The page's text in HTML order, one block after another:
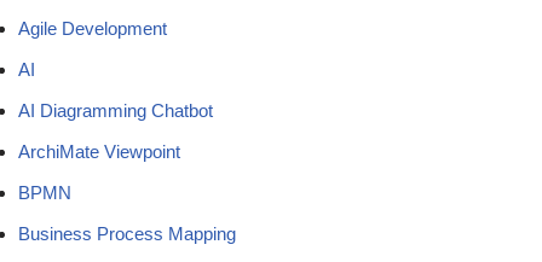
Agile Development
AI
AI Diagramming Chatbot
ArchiMate Viewpoint
BPMN
Business Process Mapping